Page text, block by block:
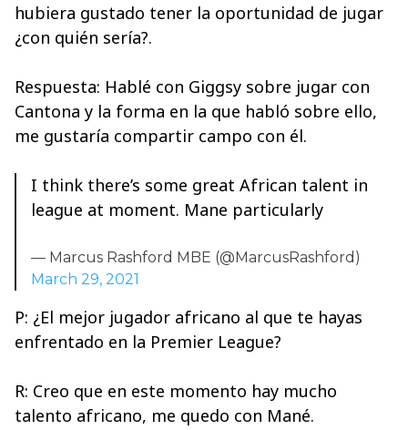
hubiera gustado tener la oportunidad de jugar
¿con quién sería?.
Respuesta: Hablé con Giggsy sobre jugar con
Cantona y la forma en la que habló sobre ello,
me gustaría compartir campo con él.
I think there’s some great African talent in
league at moment. Mane particularly
— Marcus Rashford MBE (@MarcusRashford)
March 29, 2021
P: ¿El mejor jugador africano al que te hayas
enfrentado en la Premier League?
R: Creo que en este momento hay mucho
talento africano, me quedo con Mané.